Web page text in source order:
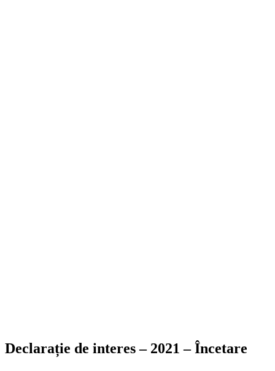
Declarație de interes – 2021 – Încetare